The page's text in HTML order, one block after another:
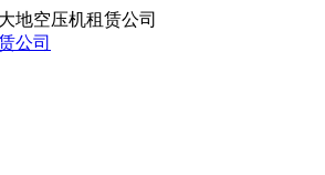
地空压机租赁公司